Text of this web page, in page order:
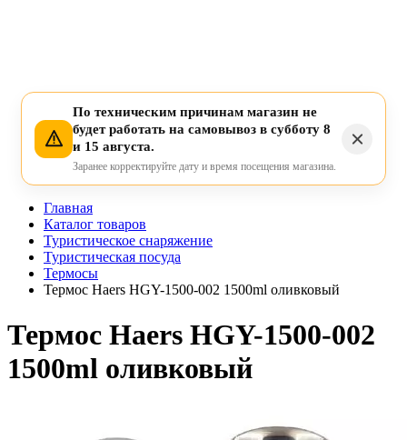
По техническим причинам магазин не
будет работать на самовывоз в субботу 8
и 15 августа.
Заранее корректируйте дату и время посещения магазина.
Главная
Каталог товаров
Туристическое снаряжение
Туристическая посуда
Термосы
Термос Haers HGY-1500-002 1500ml оливковый
Термос Haers HGY-1500-002
1500ml оливковый